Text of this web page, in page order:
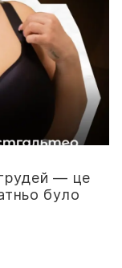
— це
було